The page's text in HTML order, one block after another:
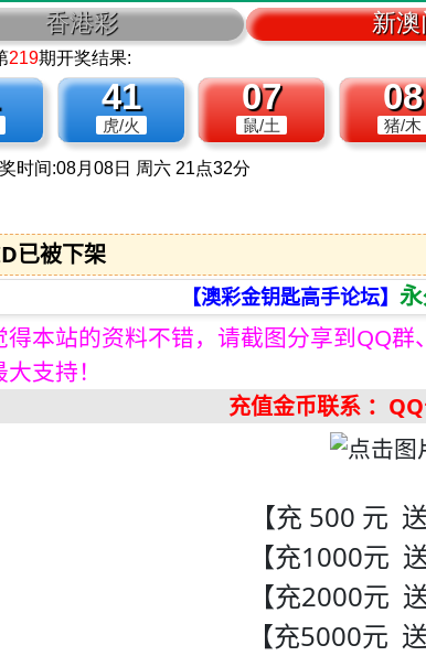
已被下架
【澳彩金钥匙高手论坛】 永
得本站的资料不错，请截图分享到QQ
支持！
充值金币联系 ：
【充 500 元
【充1000元
【充2000元
【充5000元